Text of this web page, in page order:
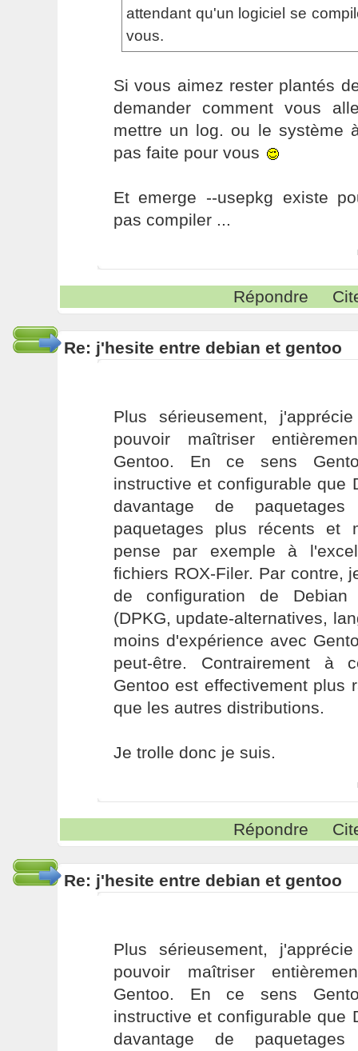
attendant qu'un logiciel se
vous.
Si vous aimez rester plantés
demander comment vous
mettre un log. ou le système
pas faite pour vous
Et emerge --usepkg existe
pas compiler ...
Répondre
Re: j'hesite entre debian et gentoo
Plus sérieusement,
pouvoir maîtriser
Gentoo. En ce sens
instructive et configurable que
davantage de
paquetages plus récents et
pense par exemple à
fichiers ROX-Filer. Par contre,
de configuration de
(DPKG, update-alternatives,
moins d'expérience avec
peut-être. Contrairement à
Gentoo est effectivement plus
que les autres distributions.
Je trolle donc je suis.
Répondre
Re: j'hesite entre debian et gentoo
Plus sérieusement,
pouvoir maîtriser
Gentoo. En ce sens
instructive et configurable que
davantage de